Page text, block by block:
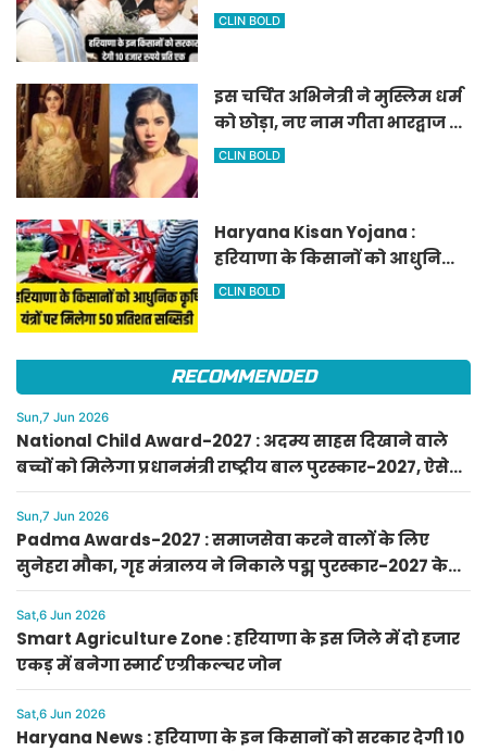
रुपये प्रति एकड़, सीएम सैनी की
CLIN BOLD
इस चर्चित अभिनेत्री ने मुस्लिम धर्म
को छोड़ा, नए नाम गीता भारद्वाज से
हो रही वायरल
CLIN BOLD
Haryana Kisan Yojana :
हरियाणा के किसानों को आधुनिक
कृषि यंत्रों पर मिलेगा 50 प्रतिशत
CLIN BOLD
RECOMMENDED
Sun,7 Jun 2026
National Child Award-2027 : अदम्य साहस दिखाने वाले
बच्चों को मिलेगा प्रधानमंत्री राष्ट्रीय बाल पुरस्कार-2027, ऐसे
करें आवेदन
Sun,7 Jun 2026
Padma Awards-2027 : समाजसेवा करने वालों के लिए
सुनेहरा मौका, गृह मंत्रालय ने निकाले पद्म पुरस्कार-2027 के
लिए आवेदन
Sat,6 Jun 2026
Smart Agriculture Zone : हरियाणा के इस जिले में दो हजार
एकड़ में बनेगा स्मार्ट एग्रीकल्चर जोन
Sat,6 Jun 2026
Haryana News : हरियाणा के इन किसानों को सरकार देगी 10